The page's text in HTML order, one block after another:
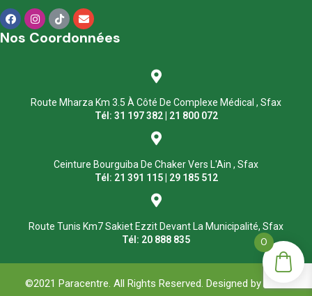
Nos Coordonnées
Route Mharza Km 3.5 À Côté De Complexe Médical , Sfax
Tél: 31 197 382 | 21 800 072
Ceinture Bourguiba De Chaker Vers L'Ain , Sfax
Tél: 21 391 115 | 29 185 512
Route Tunis Km7 Sakiet Ezzit Devant La Municipalité, Sfax
Tél: 20 888 835
©2021 Paracentre. All Rights Reserved. Designed by
0